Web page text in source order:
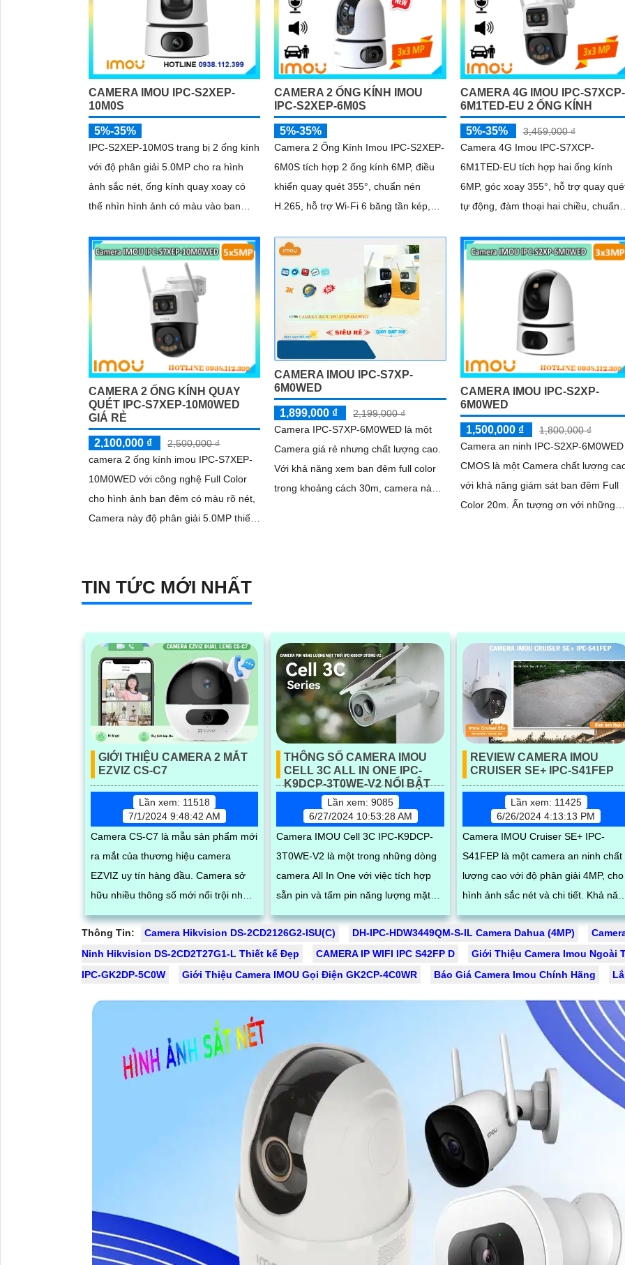
CAMERA IMOU IPC-S2XEP-
10M0S
5%-35%
IPC-S2XEP-10M0S trang bị 2 ống kính
với độ phân giải 5.0MP cho ra hình
ảnh sắc nét, ống kính quay xoay có
thể nhìn hình ảnh có màu vào ban
thoại 2 chiều, trang bị cổng LAN cắm
mạng trực tiếp nâng cao độ ổn định
CAMERA 2 ỐNG KÍNH IMOU
IPC-S2XEP-6M0S
5%-35%
Camera 2 Ống Kính Imou IPC-S2XEP-
6M0S tích hợp 2 ống kính 6MP, điều
khiển quay quét 355°, chuẩn nén
H.265, hỗ trợ Wi-Fi 6 băng tần kép,
người, thú cưng, âm thanh bất thường
và cảnh báo bằng còi và đèn tùy
chỉnh, lưu trữ đến 512GB
CAMERA 4G IMOU IPC-S7XCP-
6M1TED-EU 2 ỐNG KÍNH
5%-35%
3,459,000 ₫
Camera 4G Imou IPC-S7XCP-
6M1TED-EU tích hợp hai ống kính
6MP, góc xoay 355°, hỗ trợ quay
tự động, đàm thoại hai chiều, chuẩn
thông minh IMOU SENSE, báo động
CAMERA 2 ỐNG KÍNH QUAY
QUÉT IPC-S7XEP-10M0WED
GIÁ RẺ
2,100,000 ₫
2,500,000 ₫
camera 2 ống kính imou IPC-S7XEP-
10M0WED với công nghệ Full Color
cho hình ảnh ban đêm có màu rõ nét,
Camera này độ phân giải 5.0MP thiết
CAMERA IMOU IPC-S7XP-
6M0WED
1,899,000 ₫
2,199,000 ₫
Camera IPC-S7XP-6M0WED là một
Camera giá rẻ nhưng chất lượng cao.
Với khả năng xem ban đêm full color
trong khoảng cách 30m, camera này
CAMERA IMOU IPC-S2XP-
6M0WED
1,500,000 ₫
1,800,000 ₫
Camera an ninh IPC-S2XP-6M0WED
CMOS là một Camera chất lượng
với khả năng giám sát ban đêm Full
Color 20m. Ấn tượng ơn với những
TIN TỨC MỚI NHẤT
GIỚI THIỆU CAMERA 2 MẮT
EZVIZ CS-C7
Lần xem: 11518
7/1/2024 9:48:42 AM
Camera CS-C7 là mẫu sản phẩm mới
ra mắt của thương hiệu camera
EZVIZ uy tín hàng đầu. Camera sở
hữu nhiều thông số mới nổi trội như
khả năng quay xoay ngoài trời, chống
nước, quay xoay 360, độ phân giải
sắc nét lên đến 2k với ống kính kép
THÔNG SỐ CAMERA IMOU
CELL 3C ALL IN ONE IPC-
K9DCP-3T0WE-V2 NỔI BẬT
Lần xem: 9085
6/27/2024 10:53:28 AM
Camera IMOU Cell 3C IPC-K9DCP-
3T0WE-V2 là một trong những dòng
camera All In One với việc tích hợp
sẵn pin và tấm pin năng lượng mặt
trời trong bộ sản phẩm. Với những
thông số...
REVIEW CAMERA IMOU
CRUISER SE+ IPC-S41FEP
Lần xem: 11425
6/26/2024 4:13:13 PM
Camera IMOU Cruiser SE+ IPC-
S41FEP là một camera an ninh chất
lượng cao với độ phân giải 4MP, cho
hình ảnh sắc nét và chi tiết. Khả năng
quay xoay 360 cùng chống nước và
bụi bẩn...
Thông Tin: Camera Hikvision DS-2CD2126G2-ISU(C) DH-IPC-HDW3449QM-S-IL Camera Dahua (4MP)
Ninh Hikvision DS-2CD2T27G1-L Thiết kế Đẹp
CAMERA IP WIFI IPC S42FP D
Giới Thiệu Camera Imou Ngoài
IPC-GK2DP-5C0W
Giới Thiệu Camera IMOU Gọi Điện GK2CP-4C0WR Báo Giá Camera Imou Chính Hãng